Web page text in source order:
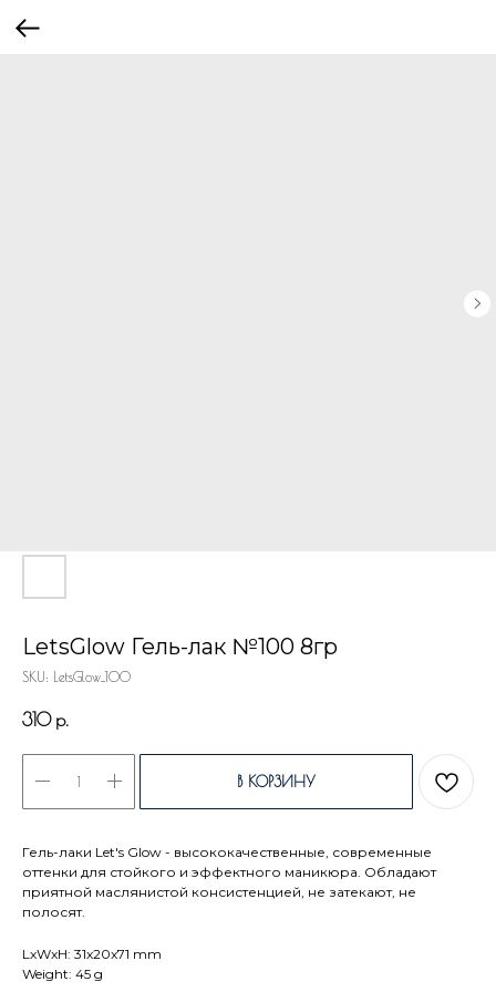
LetsGlow Гель-лак №100 8гр
SKU: LetsGlow_100
310 р.
В КОРЗИНУ
Гель-лаки Let's Glow - высококачественные, современные
оттенки для стойкого и эффектного маникюра. Обладают
приятной маслянистой консистенцией, не затекают, не
полосят.
LxWxH: 31x20x71 mm
Weight: 45 g